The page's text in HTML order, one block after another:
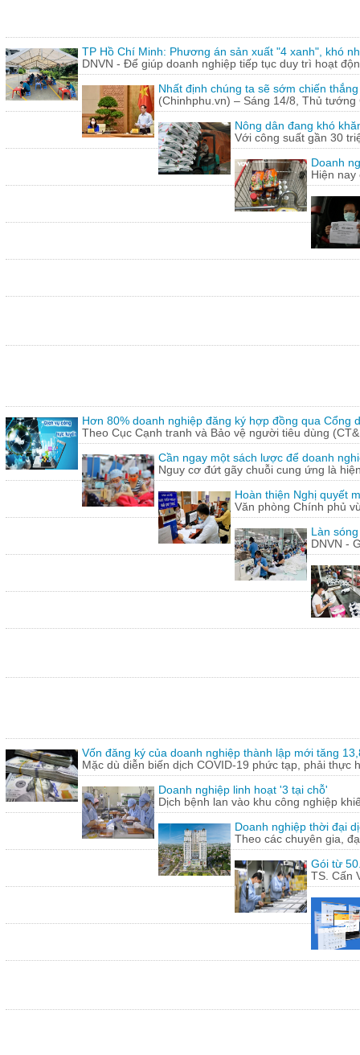
TP Hồ Chí Minh: Phương án sản xuất "4 xanh", khó
DNVN - Để giúp doanh nghiệp tiếp tục duy trì hoạt
Nhất định chúng ta sẽ sớm chiến
(Chinhphu.vn) – Sáng 14/8, Thủ
Nông dân đang khó
Với công suất gần 30
Doanh
Hiện
Hơn 80% doanh nghiệp đăng ký hợp đồng qua Cổng
Theo Cục Cạnh tranh và Bảo vệ người tiêu dùng
Cần ngay một sách lược để doanh
Nguy cơ đứt gãy chuỗi cung ứng là
Hoàn thiện Nghị quyết
Văn phòng Chính phủ
Làn
DNVN -
Vốn đăng ký của doanh nghiệp thành lập mới tăng
Mặc dù diễn biến dịch COVID-19 phức tạp, phải thực
Doanh nghiệp linh hoạt '3 tại chỗ'
Dịch bệnh lan vào khu công nghiệp
Doanh nghiệp thời đại
Theo các chuyên gia,
Gói từ
TS. Cấn